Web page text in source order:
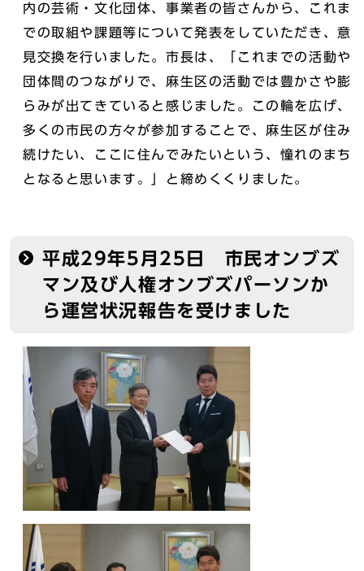
内の芸術・文化団体、事業者の皆さんから、これま
での取組や課題等について発表をしていただき、意
見交換を行いました。市長は、「これまでの活動や
団体間のつながりで、麻生区の活動では豊かさや膨
らみが出てきていると感じました。この輪を広げ、
多くの市民の方々が参加することで、麻生区が住み
続けたい、ここに住んでみたいという、憧れのまち
となると思います。」と締めくくりました。
平成29年5月25日 市民オンブズ
マン及び人権オンブズパーソンか
ら運営状況報告を受けました